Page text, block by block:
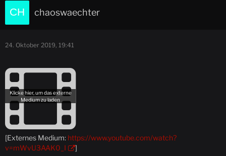
chaoswaechter
24. Oktober 2019, 19:41
[Externes Medium: https://www.youtube.com/watch?
v=mWvU3AAK0_I
]